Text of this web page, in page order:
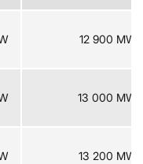
12 900 MW
13 000 MW
13 200 MW